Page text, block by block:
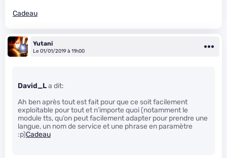
Cadeau
Yutani
Le 01/01/2019 à 11h00
David_La dit:
Ah ben après tout est fait pour que ce soit facilement
exploitable pour tout et n’importe quoi (notamment le
module tts, qu’on peut facilement adapter pour prendre une
langue, un nom de service et une phrase en paramètre
:p)Cadeau